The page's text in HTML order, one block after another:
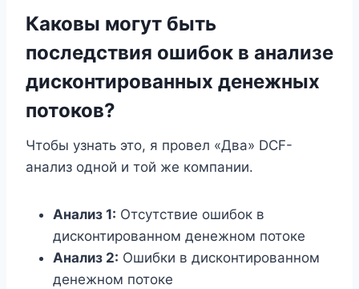
Каковы могут быть
последствия ошибок в анализе
дисконтированных денежных
потоков?
Чтобы узнать это, я провел «Два» DCF-
анализ одной и той же компании.
Анализ 1: Отсутствие ошибок в
дисконтированном денежном потоке
Анализ 2: Ошибки в дисконтированном
денежном потоке